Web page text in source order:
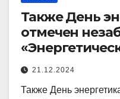
Также День
отмечен
Волжском МЭИ!
21.12.2024
Также День